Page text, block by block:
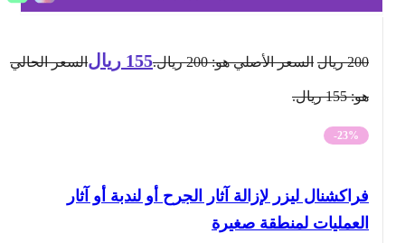
ريال السعر الأصلي هو: 200 ريال. 155 ريال السعر الحالي
-23%
فراكشنال ليزر لإزالة آثار الجرح أو لندبة أو آثار
العمليات لمنطقة صغيرة